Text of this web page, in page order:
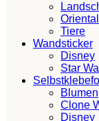
Tiere
Wandsticker
Disney
Star
Blumen
Clone
Disney